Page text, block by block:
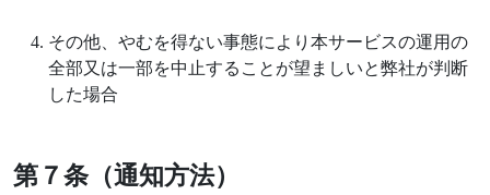
その他、やむを得ない事態により本サービスの運用の
全部又は一部を中止することが望ましいと弊社が判断
した場合
第７条（通知方法）